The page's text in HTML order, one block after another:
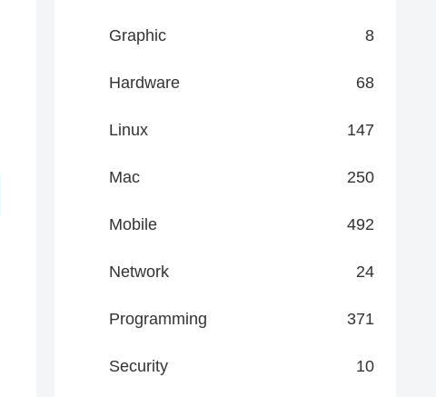
Graphic 8
Hardware 68
Linux 147
Mac 250
Mobile 492
Network 24
Programming 371
Security 10